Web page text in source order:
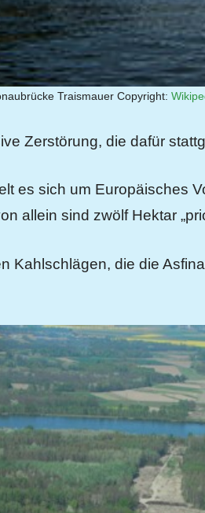
Traismauer Copyright:
Zerstörung, die dafür
es sich um Europäisches
allein sind zwölf Hektar
Kahlschlägen, die die